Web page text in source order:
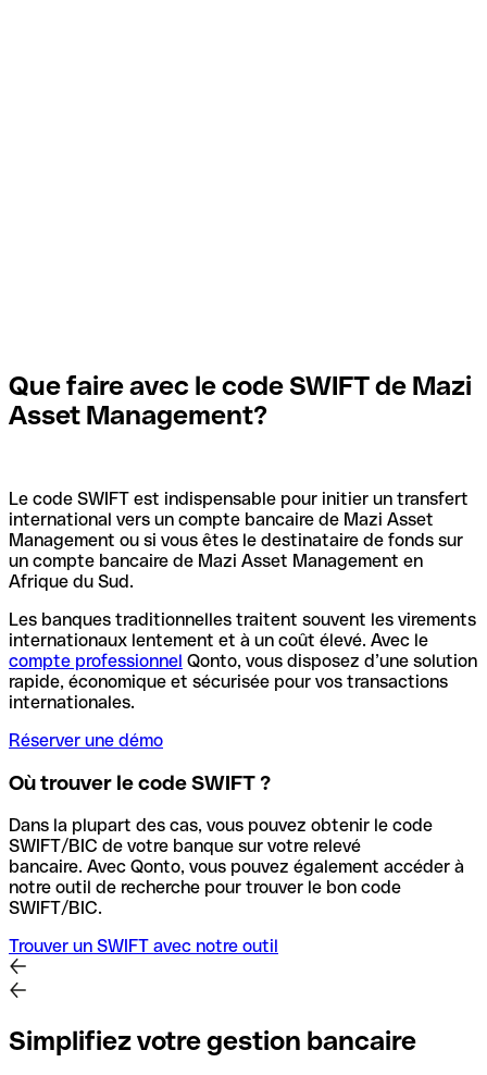
Que faire avec le code SWIFT de Mazi
Asset Management?
Le code SWIFT est indispensable pour initier un transfert
international vers un compte bancaire de Mazi Asset
Management ou si vous êtes le destinataire de fonds sur
un compte bancaire de Mazi Asset Management en
Afrique du Sud.
Les banques traditionnelles traitent souvent les virements
internationaux lentement et à un coût élevé. Avec le
compte professionnel Qonto, vous disposez d’une solution
rapide, économique et sécurisée pour vos transactions
internationales.
Réserver une démo
Où trouver le code SWIFT ?
Dans la plupart des cas, vous pouvez obtenir le code
SWIFT/BIC de votre banque sur votre relevé
bancaire. Avec Qonto, vous pouvez également accéder à
notre outil de recherche pour trouver le bon code
SWIFT/BIC.
Trouver un SWIFT avec notre outil
Simplifiez votre gestion bancaire